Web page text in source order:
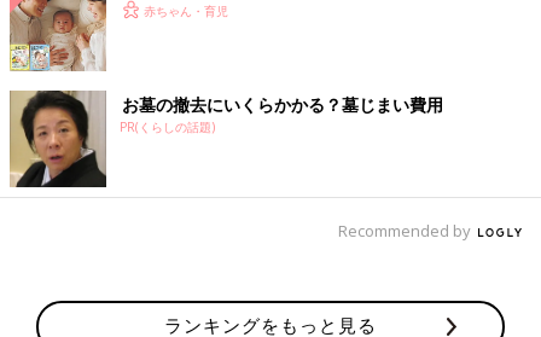
赤ちゃん・育児
お墓の撤去にいくらかかる？墓じまい費用
PR(くらしの話題)
Recommended by
ランキングをもっと見る